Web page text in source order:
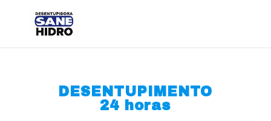
DESENTUPIMENTO
24 horas